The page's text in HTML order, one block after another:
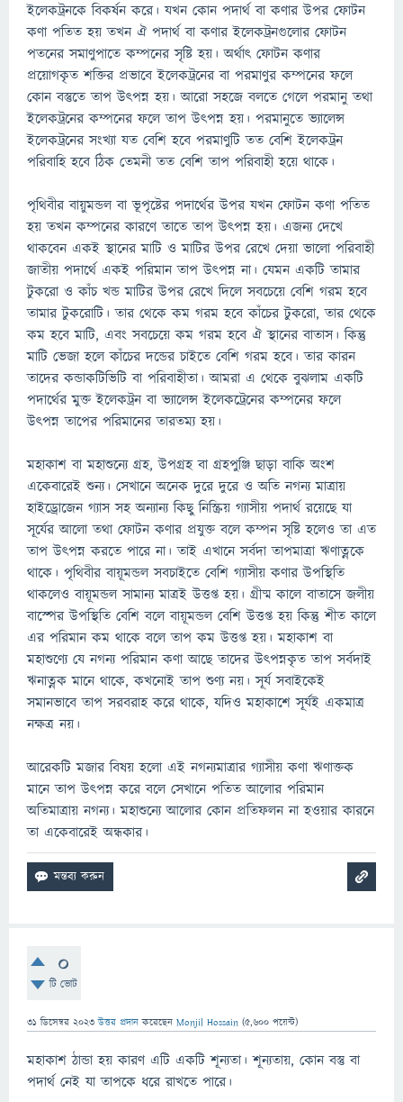
ইলেকট্রনকে বিকর্ষন করে। যখন কোন পদার্থ বা কণার উপর ফোটন
কণা পতিত হয় তখন ঐ পদার্থ বা কণার ইলেকট্রনগুলোর ফোটন
পতনের সমাণুপাতে কম্পনের সৃষ্টি হয়। অর্থাৎ ফোটন কণার
প্রয়োগকৃত শক্তির প্রভাবে ইলেকট্রনের বা পরমাণুর কম্পনের ফলে
কোন বস্তুতে তাপ উৎপন্ন হয়। আরো সহজে বলতে গেলে পরমানু তথা
ইলেকট্রনের কম্পনের ফলে তাপ উৎপন্ন হয়। পরমানুতে ভ্যালেন্স
ইলেকট্রনের সংখ্যা যত বেশি হবে পরমাণুটি তত বেশি ইলেকট্রন
পরিবাহি হবে ঠিক তেমনী তত বেশি তাপ পরিবাহী হয়ে থাকে।
পৃথিবীর বায়ুমন্ডল বা ভূপৃষ্টের পদার্থের উপর যখন ফোটন কণা পতিত
হয় তখন কম্পনের কারণে তাতে তাপ উৎপন্ন হয়। এজন্য দেখে
থাকবেন একই স্থানের মাটি ও মাটির উপর রেখে দেয়া ভালো পরিবাহী
জাতীয় পদার্থে একই পরিমান তাপ উৎপন্ন না। যেমন একটি তামার
টুকরো ও কাঁচ খন্ড মাটির উপর রেখে দিলে সবচেয়ে বেশি গরম হবে
তামার টুকরোটি। তার থেকে কম গরম হবে কাঁচের টুকরো, তার থেকে
কম হবে মাটি, এবং সবচেয়ে কম গরম হবে ঐ স্থানের বাতাস। কিন্তু
মাটি ভেজা হলে কাঁচের দন্ডের চাইতে বেশি গরম হবে। তার কারন
তাদের কন্ডাকটিভিটি বা পরিবাহীতা। আমরা এ থেকে বুঝলাম একটি
পদার্থের মুক্ত ইলেকট্রন বা ভ্যালেন্স ইলেকট্রেনের কম্পনের ফলে
উৎপন্ন তাপের পরিমানের তারতম্য হয়।
মহাকাশ বা মহাশুন্যে গ্রহ, উপগ্রহ বা গ্রহপুঞ্জি ছাড়া বাকি অংশ
একেবারেই শুন্য। সেখানে অনেক দুরে দুরে ও অতি নগন্য মাত্রায়
হাইড্রোজেন গ্যাস সহ অন্যান্য কিছু নিস্ক্রিয় গ্যাসীয় পদার্থ রয়েছে যা
সূর্যের আলো তথা ফোটন কণার প্রযুক্ত বলে কম্পন সৃষ্টি হলেও তা এত
তাপ উৎপন্ন করতে পারে না। তাই এখানে সর্বদা তাপমাত্রা ঋণাত্নকে
থাকে। পৃথিবীর বায়ূমন্ডল সবচাইতে বেশি গ্যাসীয় কণার উপস্থিতি
থাকলেও বায়ূমন্ডল সামান্য মাত্রই উত্তপ্ত হয়। গ্রীষ্ম কালে বাতাসে জলীয়
বাস্পের উপস্থিতি বেশি বলে বায়ূমন্ডল বেশি উত্তপ্ত হয় কিন্তু শীত কালে
এর পরিমান কম থাকে বলে তাপ কম উত্তপ্ত হয়। মহাকাশ বা
মহাশুণ্যে যে নগন্য পরিমান কণা আছে তাদের উৎপন্নকৃত তাপ সর্বদাই
ঋনাত্নক মানে থাকে, কখনোই তাপ শুণ্য নয়। সূর্য সবাইকেই
সমানভাবে তাপ সরবরাহ করে থাকে, যদিও মহাকাশে সূর্যই একমাত্র
নক্ষত্র নয়।
আরেকটি মজার বিষয় হলো এই নগন্যমাত্রার গ্যাসীয় কণা ঋণাক্তক
মানে তাপ উৎপন্ন করে বলে সেখানে পতিত আলোর পরিমান
অতিমাত্রায় নগন্য। মহাশুন্যে আলোর কোন প্রতিফলন না হওয়ার কারনে
তা একেবারেই অন্ধকার।
0
টি ভোট
31 ডিসেম্বর 2023 উত্তর প্রদান করেছেন Monjil Hossain (5,600 পয়েন্ট)
মহাকাশ ঠান্ডা হয় কারণ এটি একটি শূন্যতা। শূন্যতায়, কোন বস্তু বা
পদার্থ নেই যা তাপকে ধরে রাখতে পারে।